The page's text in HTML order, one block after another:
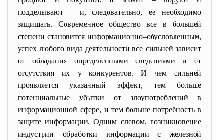
подделывают – и, следовательно, ее необходимо
защищать. Современное общество все в большей
степени становится информационно–обусловленным,
успех любого вида деятельности все сильней зависит
от обладания определенными сведениями и от
отсутствия их у конкурентов. И чем сильней
проявляется указанный эффект, тем больше
потенциальные убытки от злоупотреблений в
информационной сфере, и тем больше потребность в
защите информации. Одним словом, возникновение
индустрии обработки информации с железной